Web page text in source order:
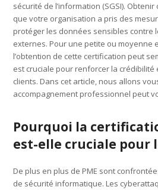
sécurité de l’information (SGSI).
que votre organisation a pris des
protéger les données sensibles contre
externes. Pour une petite ou moyenne
l’obtention de cette certification peut
est cruciale pour renforcer la crédibilité
clients. Dans cet article, nous allons
accompagnement professionnel peut
Pourquoi la
est-elle cruciale pour
De plus en plus de PME sont
de sécurité informatique. Les